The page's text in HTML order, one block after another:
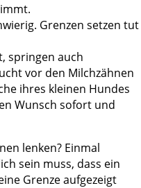
Grenzen setzen tut
springen auch
vor den Milchzähnen
ihres kleinen Hundes
Wunsch sofort und
lenken? Einmal
sein muss, dass ein
Grenze aufgezeigt